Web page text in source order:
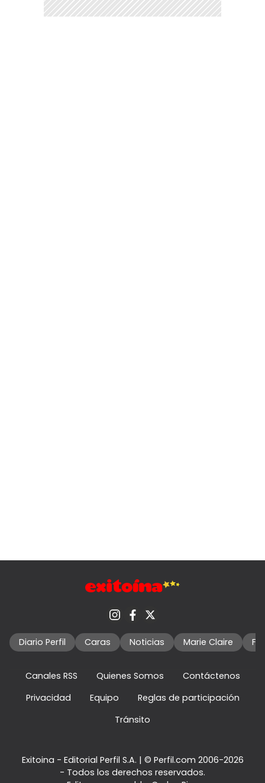
Diario Perfil Caras Noticias Marie Claire
Canales RSS Quienes Somos
Contáctenos
Privacidad
Equipo
Reglas de participación
Tránsito
Exitoina - Editorial Perfil S.A. | © Perfil.com 2006-2026
- Todos los derechos reservados.